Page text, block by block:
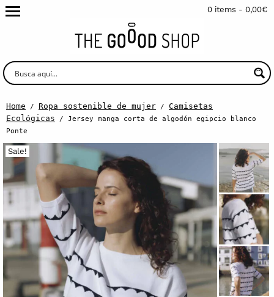
0 items - 0,00€
Home / Ropa sostenible de mujer / Camisetas
Ecológicas / Jersey manga corta de algodón egipcio blanco
Ponte
Sale!